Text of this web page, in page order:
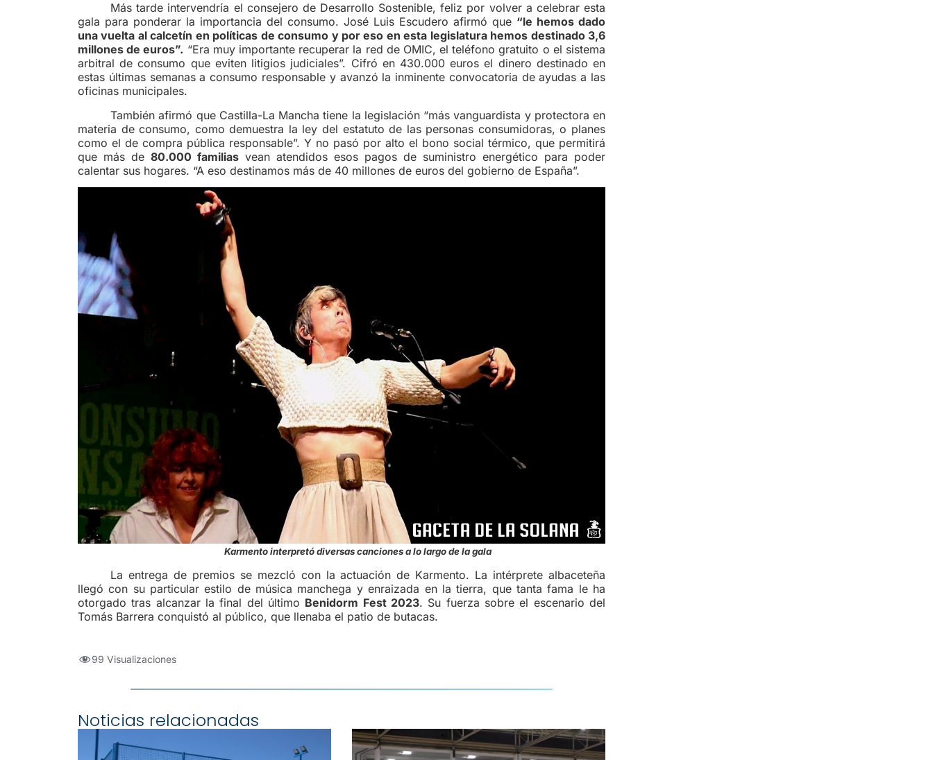
Más tarde intervendría el consejero de Desarrollo Sostenible, feliz por volver a celebrar esta
gala para ponderar la importancia del consumo. José Luis Escudero afirmó que “le hemos dado
una vuelta al calcetín en políticas de consumo y por eso en esta legislatura hemos destinado 3,6
millones de euros”. “Era muy importante recuperar la red de OMIC, el teléfono gratuito o el sistema
arbitral de consumo que eviten litigios judiciales”. Cifró en 430.000 euros el dinero destinado en
estas últimas semanas a consumo responsable y avanzó la inminente convocatoria de ayudas a las
oficinas municipales.
También afirmó que Castilla-La Mancha tiene la legislación “más vanguardista y protectora en
materia de consumo, como demuestra la ley del estatuto de las personas consumidoras, o planes
como el de compra pública responsable”. Y no pasó por alto el bono social térmico, que permitirá
que más de 80.000 familias vean atendidos esos pagos de suministro energético para poder
calentar sus hogares. “A eso destinamos más de 40 millones de euros del gobierno de España”.
Karmento interpretó diversas canciones a lo largo de la gala
La entrega de premios se mezcló con la actuación de Karmento. La intérprete albaceteña
llegó con su particular estilo de música manchega y enraizada en la tierra, que tanta fama le ha
otorgado tras alcanzar la final del último Benidorm Fest 2023. Su fuerza sobre el escenario del
Tomás Barrera conquistó al público, que llenaba el patio de butacas.
99 Visualizaciones
Noticias relacionadas